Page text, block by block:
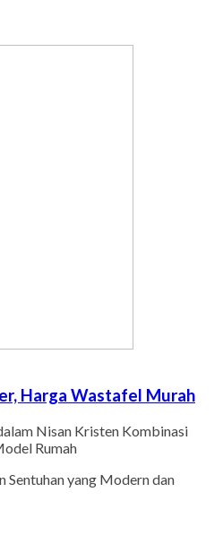
Harga Wastafel Murah
Nisan Kristen Kombinasi
Rumah
Sentuhan yang Modern dan